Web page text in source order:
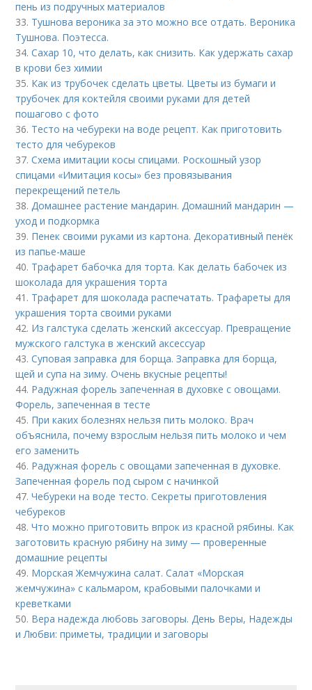
пень из подручных материалов
33. Тушнова вероника за это можно все отдать. Вероника
Тушнова. Поэтесса.
34.Сахар 10, что делать, как снизить. Как удержать сахар
в крови без химии
35. Как из трубочек сделать цветы. Цветы из бумаги и
трубочек для коктейля своими руками для детей
пошагово с фото
36. Тесто на чебуреки на воде рецепт. Как приготовить
тесто для чебуреков
37.Схема имитации косы спицами. Роскошный узор
спицами «Имитация косы» без провязывания
перекрещений петель
38.Домашнее растение мандарин. Домашний мандарин —
уход и подкормка
39. Пенек своими руками из картона. Декоративный пенёк
из папье-маше
40. Трафарет бабочка для торта. Как делать бабочек из
шоколада для украшения торта
41. Трафарет для шоколада распечатать. Трафареты для
украшения торта своими руками
42. Из галстука сделать женский аксессуар. Превращение
мужского галстука в женский аксессуар
43.Суповая заправка для борща. Заправка для борща,
щей и супа на зиму. Очень вкусные рецепты!
44. Радужная форель запеченная в духовке с овощами.
Форель, запеченная в тесте
45. При каких болезнях нельзя пить молоко. Врач
объяснила, почему взрослым нельзя пить молоко и чем
его заменить
46. Радужная форель с овощами запеченная в духовке.
Запеченная форель под сыром с начинкой
47.Чебуреки на воде тесто. Секреты приготовления
чебуреков
48.Что можно приготовить впрок из красной рябины. Как
заготовить красную рябину на зиму — проверенные
домашние рецепты
49. Морская Жемчужина салат. Салат «Морская
жемчужина» с кальмаром, крабовыми палочками и
креветками
50. Вера надежда любовь заговоры. День Веры, Надежды
и Любви: приметы, традиции и заговоры